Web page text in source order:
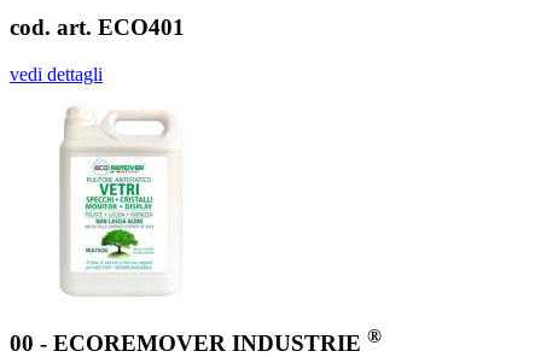
cod. art. ECO401
vedi dettagli
00 - ECOREMOVER INDUSTRIE ®